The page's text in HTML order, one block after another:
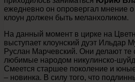
ежедневно он опровергал мнение о
клоун должен быть меланхоликом.
На данный момент в цирке на
выступает клоунский дуэт Ильдар
Руслан Марчевский. Они делают те
любимые народом никулинско-
Смеется старшее поколение и
– новинка. В силу того, что